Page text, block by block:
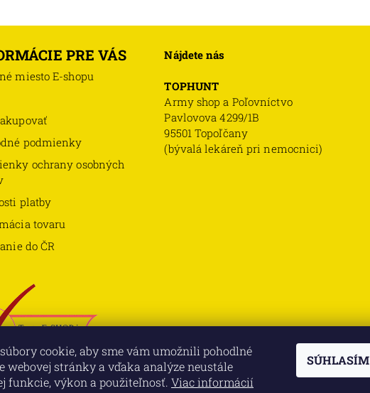
PRE VÁS
miesto E-shopu
podmienky
ochrany osobných
platby
tovaru
do ČR
Nájdete nás
TOPHUNT
Army shop a Poľovníctvo
Pavlovova 4299/1B
95501 Topoľčany
(bývalá lekáreň pri nemocnici)
cookie, aby sme vám umožnili pohodlné
webovej stránky a vďaka analýze neustále
funkcie, výkon a použiteľnosť. Viac informácií
SÚHLASÍM